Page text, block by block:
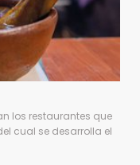
los restaurantes que
cual se desarrolla el